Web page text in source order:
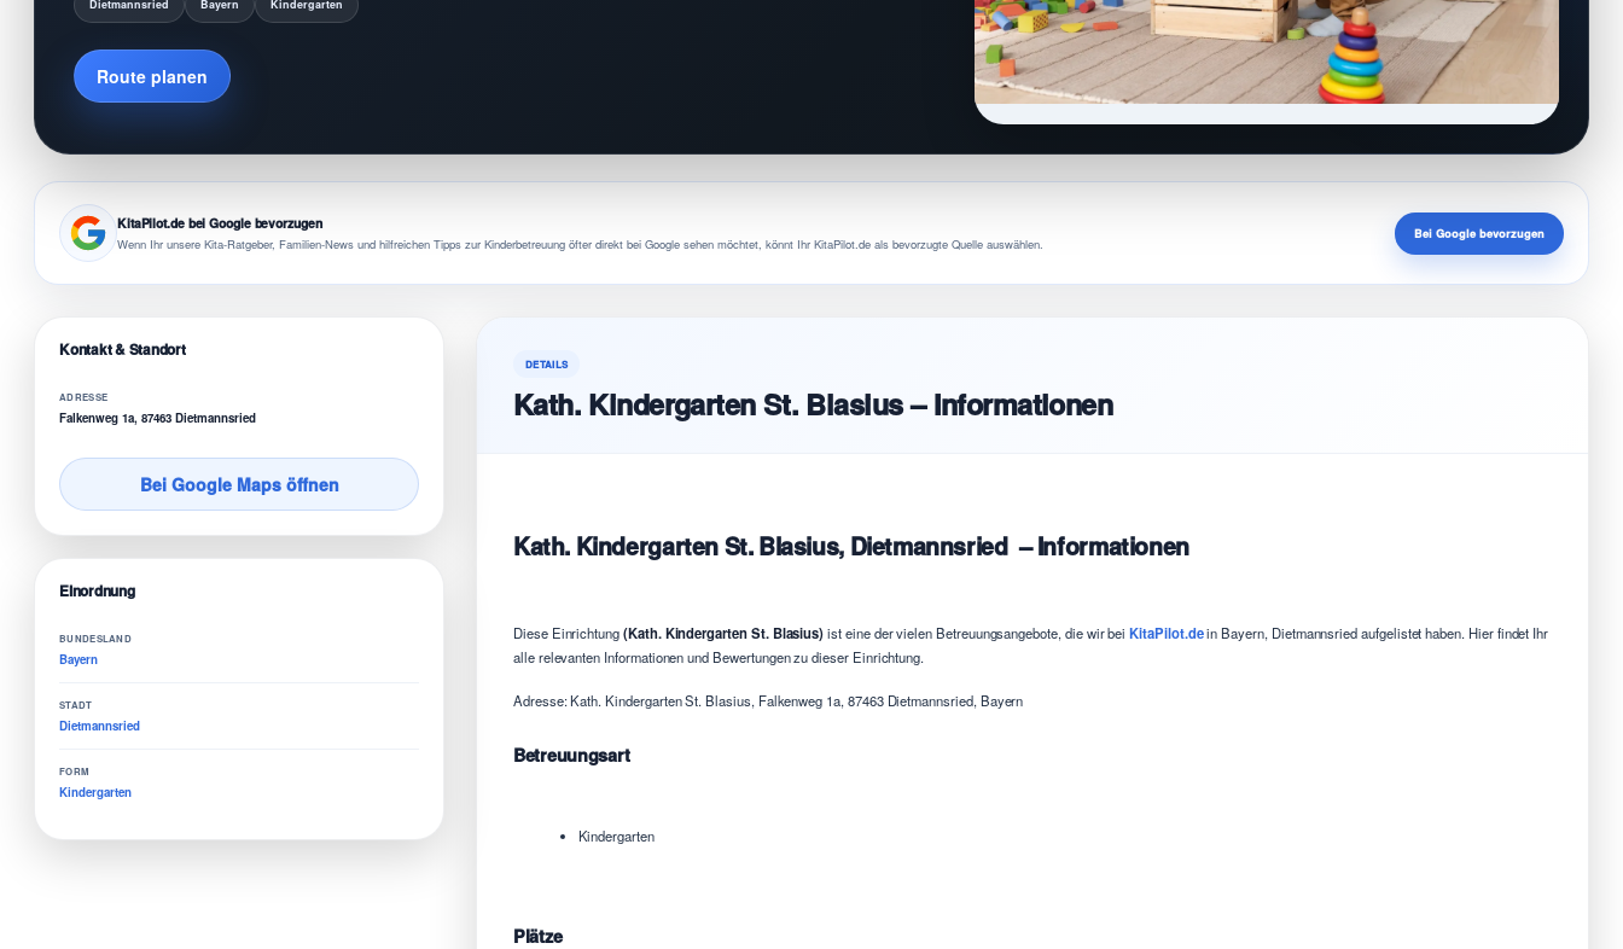
Dietmannsried Bayern Kindergarten
Route planen
KitaPilot.de bei Google bevorzugen
Wenn Ihr unsere Kita-Ratgeber, Familien-News und hilfreichen Tipps zur Kinderbetreuung öfter direkt bei Google sehen möchtet, könnt Ihr KitaPilot.de als bevorzugte Quelle auswählen.
Bei Google bevorzugen
Kontakt & Standort
ADRESSE
Falkenweg 1a, 87463 Dietmannsried
Bei Google Maps öffnen
Einordnung
BUNDESLAND
Bayern
STADT
Dietmannsried
FORM
Kindergarten
DETAILS
Kath. Kindergarten St. Blasius – Informationen
Kath. Kindergarten St. Blasius, Dietmannsried – Informationen
Diese Einrichtung(Kath. Kindergarten St. Blasius)ist eine der vielen Betreuungsangebote, die wir beiKitaPilot.dein Bayern, Dietmannsried aufgelistet haben. Hier findet Ihr
alle relevanten Informationen und Bewertungen zu dieser Einrichtung.
Adresse: Kath. Kindergarten St. Blasius, Falkenweg 1a, 87463 Dietmannsried, Bayern
Betreuungsart
Kindergarten
Plätze